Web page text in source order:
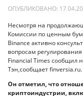
ОПУБЛИКОВАНО:
Несмотря на
Комиссии по ценным
Binance активно
вопросам
Financial Times сообщил
Тэн,сообщает finversia.ru.
Он отметил, что
криптоиндустрии,